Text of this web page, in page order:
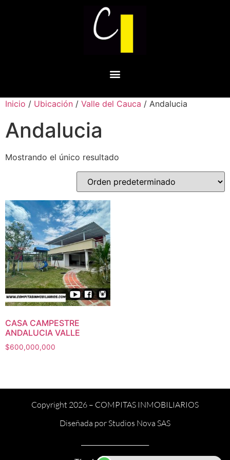
Inicio / Ubicación / Valle del Cauca / Andalucia
Andalucia
Mostrando el único resultado
CASA CAMPESTRE
ANDALUCIA VALLE
$600,000,000
Copyright 2026 – COMPITAS INMOBILIARIOS
Diseñada porStudios Nova SAS